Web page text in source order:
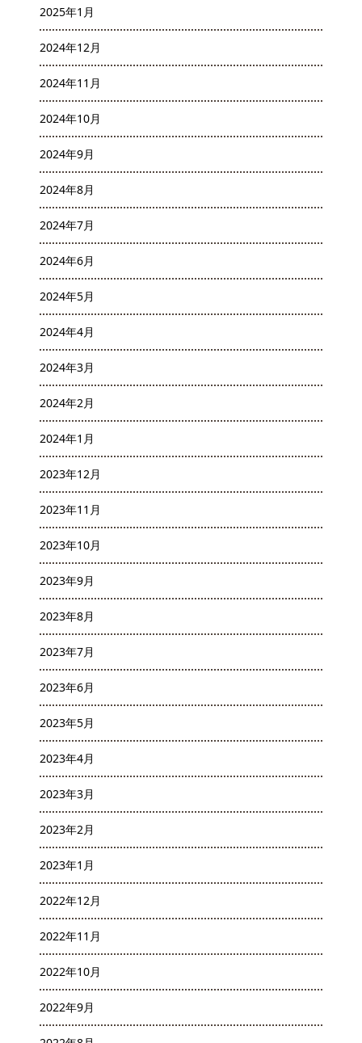
2025年1月
2024年12月
2024年11月
2024年10月
2024年9月
2024年8月
2024年7月
2024年6月
2024年5月
2024年4月
2024年3月
2024年2月
2024年1月
2023年12月
2023年11月
2023年10月
2023年9月
2023年8月
2023年7月
2023年6月
2023年5月
2023年4月
2023年3月
2023年2月
2023年1月
2022年12月
2022年11月
2022年10月
2022年9月